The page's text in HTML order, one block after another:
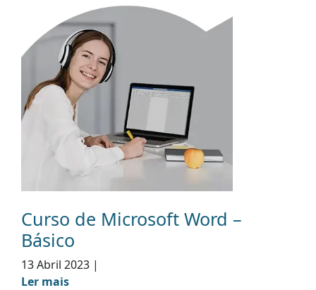
Curso de Microsoft Word –
Básico
13 Abril 2023 |
Ler mais